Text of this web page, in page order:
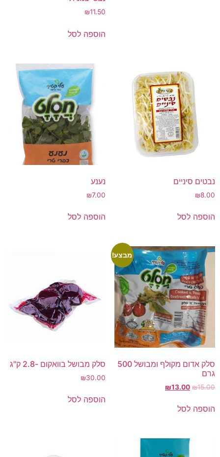
₪11.50
הוספה לסל
נבטים סיניים
₪8.00
הוספה לסל
נענע
₪7.00
הוספה לסל
מבצע!
סלק אדום מקולף ומבושל 500
גרם
₪15.00
₪13.00
הוספה לסל
סלק מבושל בוואקום -2.8 ק"ג
₪30.00
הוספה לסל